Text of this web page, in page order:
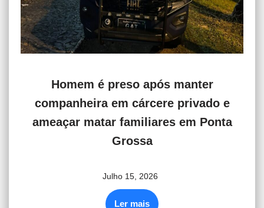
Homem é preso após manter
companheira em cárcere privado e
ameaçar matar familiares em Ponta
Grossa
Julho 15, 2026
Ler mais